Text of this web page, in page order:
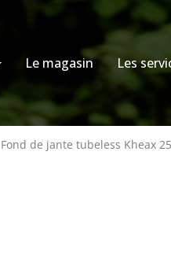
Le magasin Les
Fond de jante tubeless Kheax